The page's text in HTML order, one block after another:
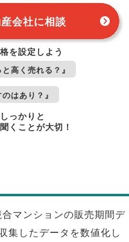
会社に相談
を設定しよう
と高く売れる？』
のはあり？』
っかりと
くことが大切！
マンションの販売期間デ
集したデータを数値化し